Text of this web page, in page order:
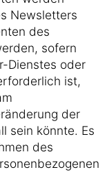
Newsletters
des
sofern
Dienstes oder
ist,
der
sein könnte. Es
des